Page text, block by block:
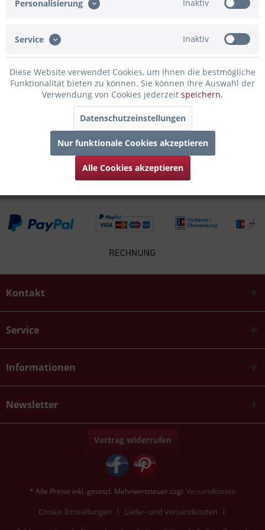
genießt man seine Lieblingsspirituosen,...
mehr
Bewertungen
Bewertungen lesen, schreiben und diskutieren...mehr
Infos zum Hersteller
Folgende Infos zum Hersteller sind verfübar......
4
Kunden haben sich ebenfalls angesehen
Kontakt
Service
Informationen
Newsletter
Vertrag widerrufen
* Alle Preise inkl. gesetzl. Mehrwertsteuer zzgl. Versandkosten
Cookie Einstellungen
Liefer- und Versandkosten
Personalisierung Inaktiv
Service Inaktiv
Diese Website verwendet Cookies, um Ihnen die bestmögliche
Funktionalität bieten zu können. Sie können Ihre Auswahl der
Verwendung von Cookies jederzeit speichern.
Datenschutzeinstellungen
Nur funktionale Cookies akzeptieren
Alle Cookies akzeptieren